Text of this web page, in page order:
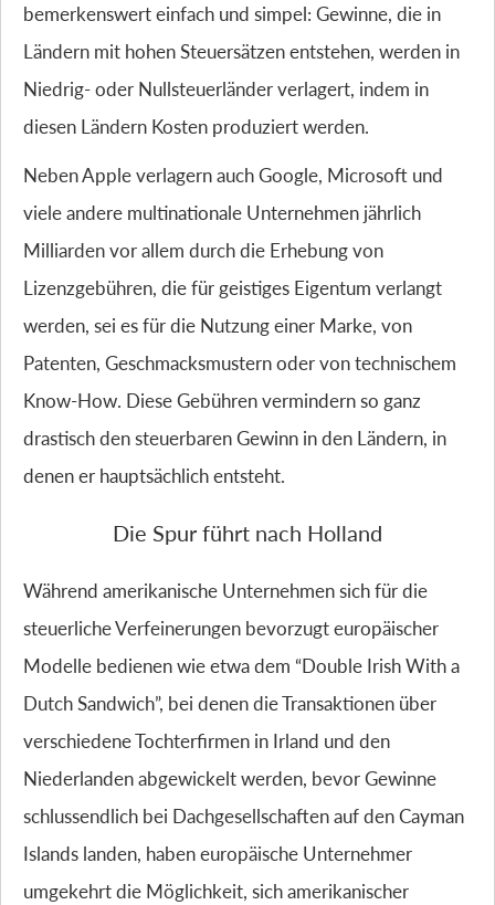
bemerkenswert einfach und simpel: Gewinne, die in
Ländern mit hohen Steuersätzen entstehen, werden in
Niedrig- oder Nullsteuerländer verlagert, indem in
diesen Ländern Kosten produziert werden.
Neben Apple verlagern auch Google, Microsoft und
viele andere multinationale Unternehmen jährlich
Milliarden vor allem durch die Erhebung von
Lizenzgebühren, die für geistiges Eigentum verlangt
werden, sei es für die Nutzung einer Marke, von
Patenten, Geschmacksmustern oder von technischem
Know-How. Diese Gebühren vermindern so ganz
drastisch den steuerbaren Gewinn in den Ländern, in
denen er hauptsächlich entsteht.
Die Spur führt nach Holland
Während amerikanische Unternehmen sich für die
steuerliche Verfeinerungen bevorzugt europäischer
Modelle bedienen wie etwa dem “Double Irish With a
Dutch Sandwich”, bei denen die Transaktionen über
verschiedene Tochterfirmen in Irland und den
Niederlanden abgewickelt werden, bevor Gewinne
schlussendlich bei Dachgesellschaften auf den Cayman
Islands landen, haben europäische Unternehmer
umgekehrt die Möglichkeit, sich amerikanischer